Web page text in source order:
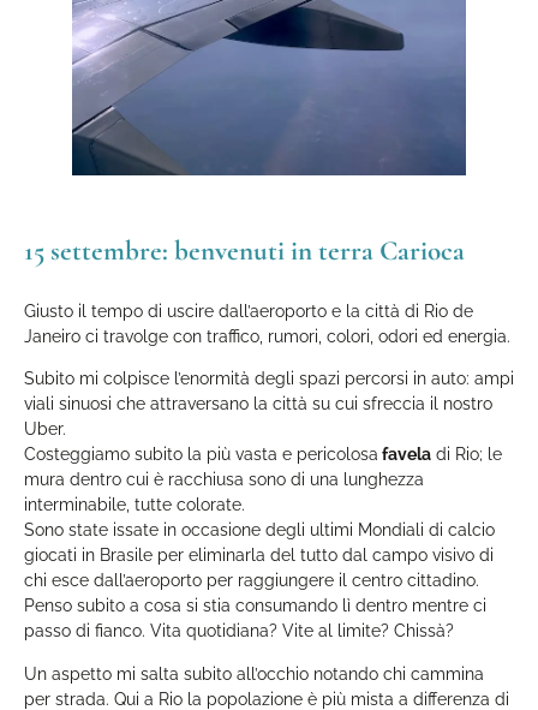
15 settembre: benvenuti in terra Carioca
Giusto il tempo di uscire dall’aeroporto e la città di Rio de
Janeiro ci travolge con traffico, rumori, colori, odori ed energia.
Subito mi colpisce l’enormità degli spazi percorsi in auto: ampi
viali sinuosi che attraversano la città su cui sfreccia il nostro
Uber.
Costeggiamo subito la più vasta e pericolosa favela di Rio; le
mura dentro cui è racchiusa sono di una lunghezza
interminabile, tutte colorate.
Sono state issate in occasione degli ultimi Mondiali di calcio
giocati in Brasile per eliminarla del tutto dal campo visivo di
chi esce dall’aeroporto per raggiungere il centro cittadino.
Penso subito a cosa si stia consumando lì dentro mentre ci
passo di fianco. Vita quotidiana? Vite al limite? Chissà?
Un aspetto mi salta subito all’occhio notando chi cammina
per strada. Qui a Rio la popolazione è più mista a differenza di